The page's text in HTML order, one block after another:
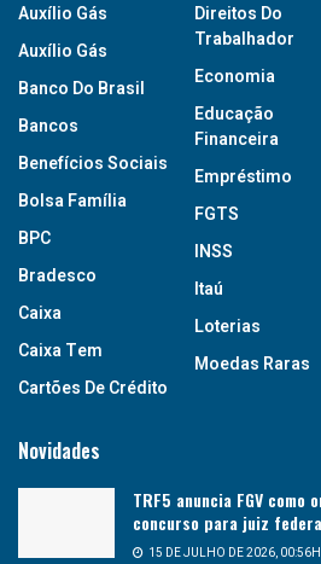
Auxílio Gás
Auxílio Gás
Banco Do Brasil
Bancos
Benefícios Sociais
Bolsa Família
BPC
Bradesco
Caixa
Caixa Tem
Cartões De Crédito
Direitos Do
Trabalhador
Economia
Educação
Financeira
Empréstimo
FGTS
INSS
Itaú
Loterias
Moedas Raras
Novidades
TRF5 anuncia FGV como
concurso para juiz
15 DE JULHO DE 2026, 00:56H